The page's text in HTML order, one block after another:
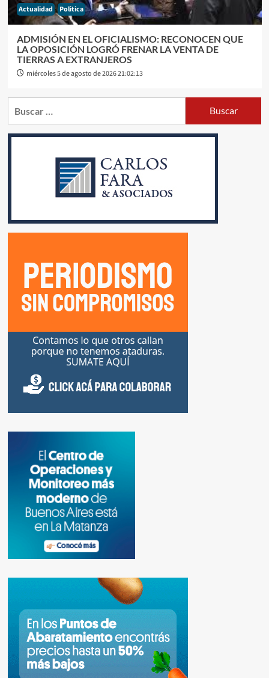
Actualidad Politica
ADMISIÓN EN EL OFICIALISMO: RECONOCEN QUE
LA OPOSICIÓN LOGRÓ FRENAR LA VENTA DE
TIERRAS A EXTRANJEROS
miércoles 5 de agosto de 2026 21:02:13